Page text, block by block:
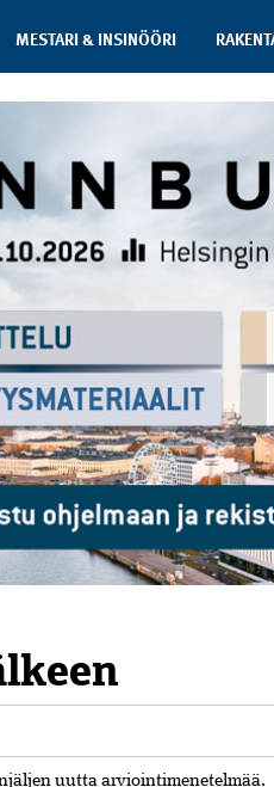
MESTARI & INSINÖÖRI
uutta arviointimenetelmää.